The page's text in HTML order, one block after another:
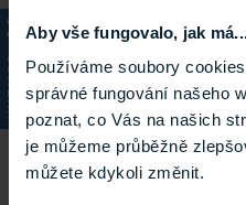
Aby vše fungovalo, jak
Používáme soubory
správné fungování našeho
poznat, co Vás na našich
je můžeme průběžně
můžete kdykoli změnit.
KATALOG